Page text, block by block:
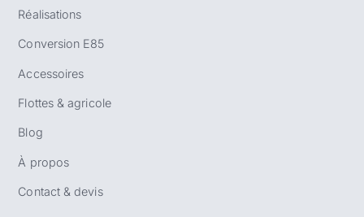
Réalisations
Conversion E85
Accessoires
Flottes & agricole
Blog
À propos
Contact & devis